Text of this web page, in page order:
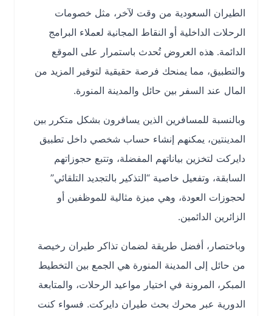
الطيران السعودية من وقت لآخر، مثل خصومات
الرحلات الداخلية أو النقاط المجانية لعملاء البرامج
الدائمة. هذه العروض تُحدث باستمرار على الموقع
والتطبيق، مما يمنحك فرصة حقيقية لتوفير المزيد من
المال عند السفر بين حائل والمدينة المنورة.
وبالنسبة للمسافرين الذين يسافرون بشكل متكرر بين
المدينتين، يمكنهم إنشاء حساب شخصي داخل تطبيق
دايركت لتخزين بياناتهم المفضلة، وتتبع حجوزاتهم
السابقة، وتفعيل خاصية “التذكير بالتجديد التلقائي”
لحجوزات العودة، وهي ميزة مثالية للموظفين أو
الزائرين الدائمين.
وباختصار، أفضل طريقة لضمان تذاكر طيران رخيصة
من حائل إلى المدينة المنورة هي الجمع بين التخطيط
المبكر، المرونة في اختيار مواعيد الرحلات، والمتابعة
الدورية عبر محرك بحث طيران دايركت. فسواء كنت